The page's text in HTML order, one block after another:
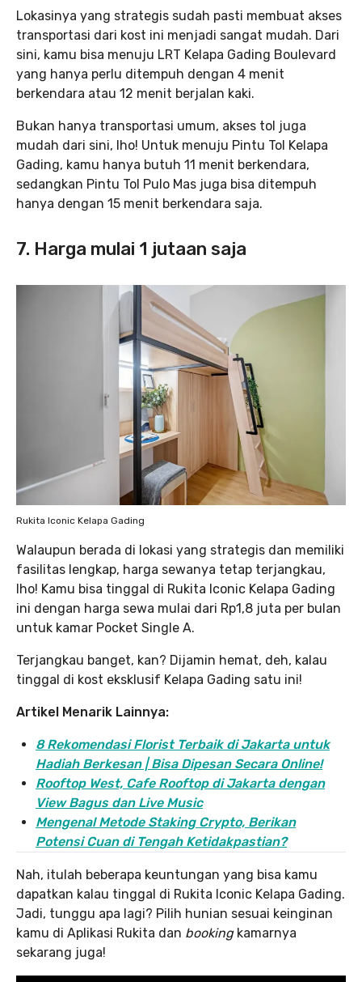
Lokasinya yang strategis sudah pasti membuat akses
transportasi dari kost ini menjadi sangat mudah. Dari
sini, kamu bisa menuju LRT Kelapa Gading Boulevard
yang hanya perlu ditempuh dengan 4 menit
berkendara atau 12 menit berjalan kaki.
Bukan hanya transportasi umum, akses tol juga
mudah dari sini, lho! Untuk menuju Pintu Tol Kelapa
Gading, kamu hanya butuh 11 menit berkendara,
sedangkan Pintu Tol Pulo Mas juga bisa ditempuh
hanya dengan 15 menit berkendara saja.
7. Harga mulai 1 jutaan saja
Rukita Iconic Kelapa Gading
Walaupun berada di lokasi yang strategis dan memiliki
fasilitas lengkap, harga sewanya tetap terjangkau,
lho! Kamu bisa tinggal di Rukita Iconic Kelapa Gading
ini dengan harga sewa mulai dari Rp1,8 juta per bulan
untuk kamar Pocket Single A.
Terjangkau banget, kan? Dijamin hemat, deh, kalau
tinggal di kost eksklusif Kelapa Gading satu ini!
Artikel Menarik Lainnya:
8 Rekomendasi Florist Terbaik di Jakarta untuk
Hadiah Berkesan | Bisa Dipesan Secara Online!
Rooftop West, Cafe Rooftop di Jakarta dengan
View Bagus dan Live Music
Mengenal Metode Staking Crypto, Berikan
Potensi Cuan di Tengah Ketidakpastian?
Nah, itulah beberapa keuntungan yang bisa kamu
dapatkan kalau tinggal di Rukita Iconic Kelapa Gading.
Jadi, tunggu apa lagi? Pilih hunian sesuai keinginan
kamu di Aplikasi Rukita dan booking kamarnya
sekarang juga!